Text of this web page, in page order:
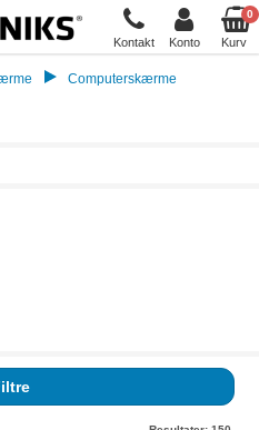
Kontakt Konto
0
Kurv
Computerskærme